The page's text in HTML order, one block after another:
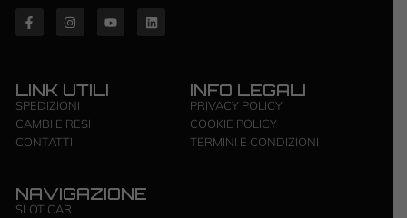
LINK UTILI
SPEDIZIONI
CAMBI E RESI
CONTATTI
INFO LEGALI
PRIVACY POLICY
COOKIE POLICY
TERMINI E CONDIZIONI
NAVIGAZIONE
SLOT CAR